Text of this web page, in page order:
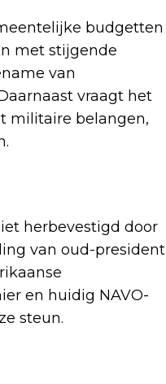
budgetten
met stijgende
van
vraagt het
militaire belangen,
herbevestigd door
van oud-president
en huidig NAVO-
steun.